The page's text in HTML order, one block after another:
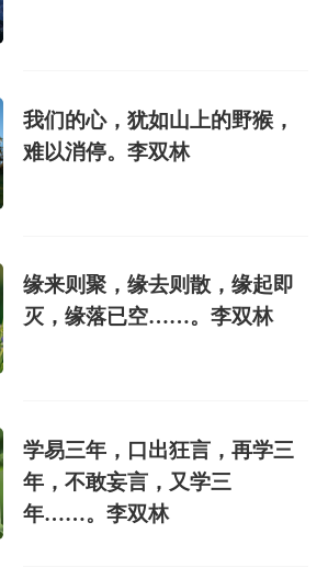
我们的心，犹如山上的野猴，
难以消停。李双林
缘来则聚，缘去则散，缘起即
灭，缘落已空……。李双林
学易三年，口出狂言，再学三
年，不敢妄言，又学三
年……。李双林